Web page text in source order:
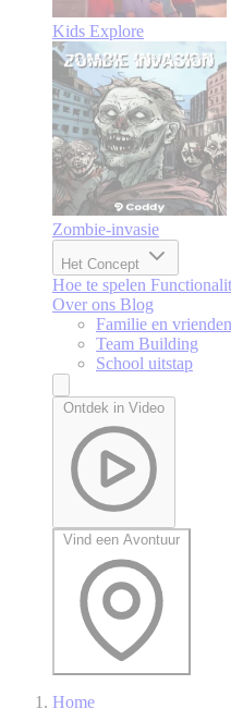
Kids Explore
Zombie-invasie
Het Concept
Hoe te spelen
Over ons Blog
Familie en vrienden
Team Building
School uitstap
Ontdek in Video
Vind een Avontuur
Home